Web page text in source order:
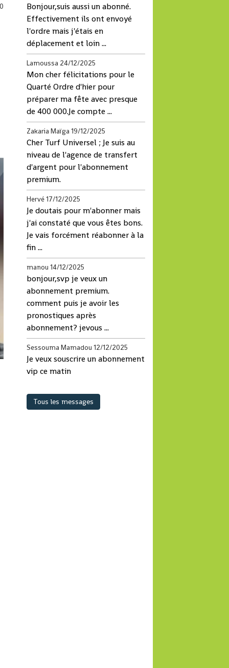
Bonjour,suis aussi un abonné.
Effectivement ils ont envoyé
l'ordre mais j'étais en
déplacement et loin ...
Lamoussa 24/12/2025
Mon cher félicitations pour le
Quarté Ordre d'hier pour
préparer ma fête avec presque
de 400 000.Je compte ...
Zakaria Maïga 19/12/2025
Cher Turf Universel ; Je suis au
niveau de l'agence de transfert
d'argent pour l'abonnement
premium.
Hervé17/12/2025
Je doutais pour m'abonner mais
j'ai constaté que vous êtes bons.
Je vais forcément réabonner à la
fin ...
manou 14/12/2025
bonjour,svp je veux un
abonnement premium.
comment puis je avoir les
pronostiques après
abonnement? jevous ...
Sessouma Mamadou 12/12/2025
Je veux souscrire un abonnement
vip ce matin
Tous les messages